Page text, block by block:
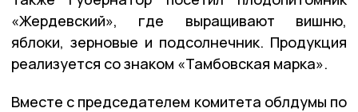
«Жердевский», где выращивают вишню,
яблоки, зерновые и подсолнечник. Продукция
реализуется со знаком «Тамбовская марка».
Вместе с председателем комитета облдумы по